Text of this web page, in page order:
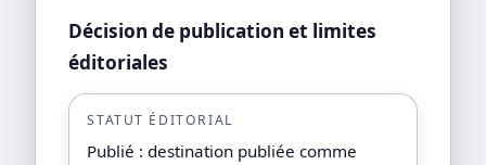
Décision de publication et limites
éditoriales
STATUT ÉDITORIAL
Publié : destination publiée comme